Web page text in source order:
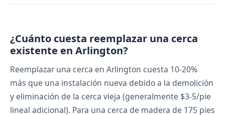
¿Cuánto cuesta reemplazar una cerca
existente en Arlington?
Reemplazar una cerca en Arlington cuesta 10-20%
más que una instalación nueva debido a la demolición
y eliminación de la cerca vieja (generalmente $3-5/pie
lineal adicional). Para una cerca de madera de 175 pies